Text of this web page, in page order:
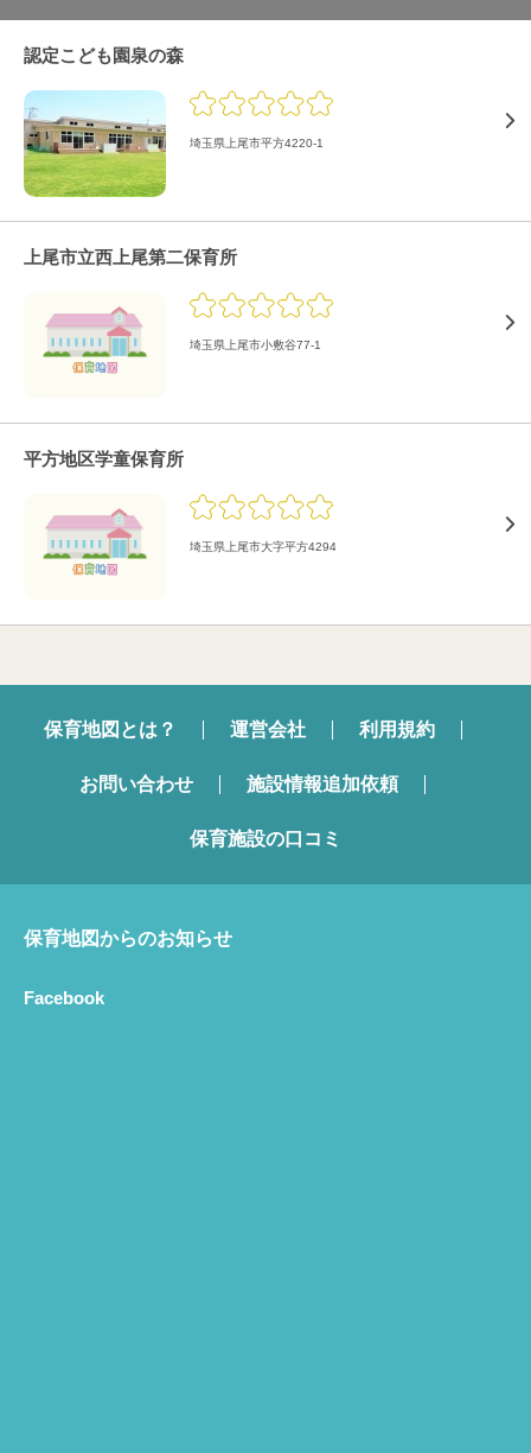
認定こども園泉の森
埼玉県上尾市平方4220-1
上尾市立西上尾第二保育所
埼玉県上尾市小敷谷77-1
平方地区学童保育所
埼玉県上尾市大字平方4294
保育地図とは？ 運営会社 利用規約
お問い合わせ 施設情報追加依頼
保育施設の口コミ
保育地図からのお知らせ
Facebook